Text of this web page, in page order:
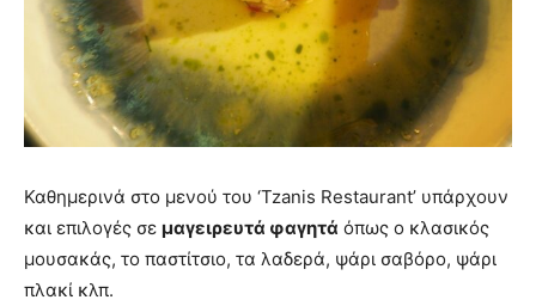
Καθημερινά στο μενού του ‘Tzanis Restaurant’ υπάρχουν
και επιλογές σε μαγειρευτά φαγητά όπως ο κλασικός
μουσακάς, το παστίτσιο, τα λαδερά, ψάρι σαβόρο, ψάρι
πλακί κλπ.